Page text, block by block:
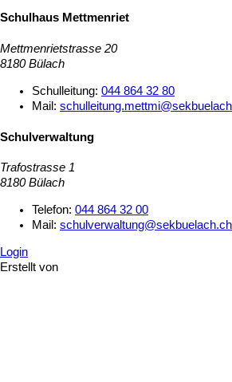
Schulhaus Mettmenriet
Mettmenrietstrasse 20
8180 Bülach
Schulleitung: 044 864 32 80
Mail:
Schulverwaltung
Trafostrasse 1
8180 Bülach
Telefon: 044 864 32 00
Mail: schulverwaltung@sekbuelach.ch
Login
Erstellt von